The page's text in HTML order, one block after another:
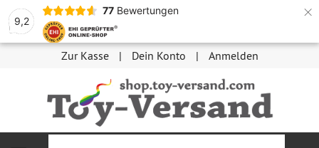
9,2
77 Bewertungen ×
Zur Kasse Dein Konto Anmelden